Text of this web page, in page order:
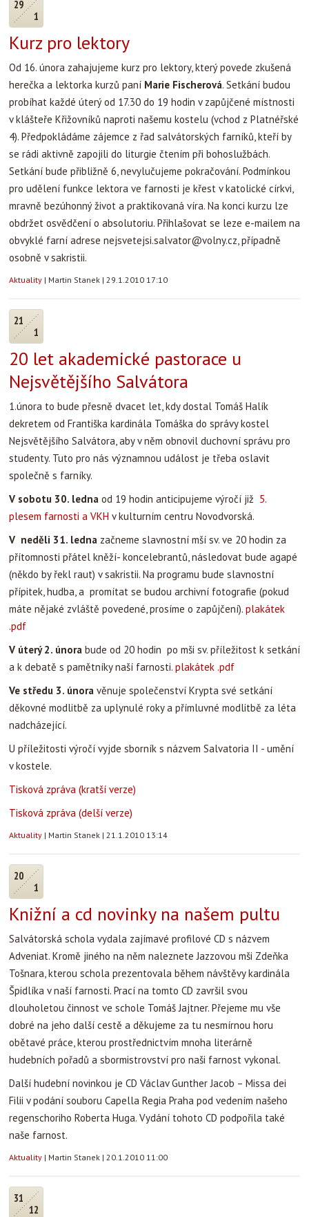
29
1
Kurz pro lektory
Od 16. února zahajujeme kurz pro lektory, který povede zkušená
herečka a lektorka kurzů paní Marie Fischerová. Setkání budou
probíhat každé úterý od 17.30 do 19 hodin v zapůjčené místnosti
v klášteře Křižovníků naproti našemu kostelu (vchod z Platnéřské
4). Předpokládáme zájemce z řad salvátorských farníků, kteří by
se rádi aktivně zapojili do liturgie čtením při bohoslužbách.
Setkání bude přibližně 6, nevylučujeme pokračování. Podmínkou
pro udělení funkce lektora ve farnosti je křest v katolické církvi,
mravně bezúhonný život a praktikovaná víra. Na konci kurzu lze
obdržet osvědčení o absolutoriu. Přihlašovat se leze e-mailem na
obvyklé farní adrese nejsvetejsi.salvator@volny.cz, případně
osobně v sakristii.
Aktuality | Martin Stanek | 29.1.2010 17:10
21
1
20 let akademické pastorace u
Nejsvětějšího Salvátora
1.února to bude přesně dvacet let, kdy dostal Tomáš Halík
dekretem od Františka kardinála Tomáška do správy kostel
Nejsvětějšího Salvátora, aby v něm obnovil duchovní správu pro
studenty. Tuto pro nás významnou událost je třeba oslavit
společně s farníky.
V sobotu 30. ledna od 19 hodin anticipujeme výročí již 5.
plesem farnosti a VKH v kulturním centru Novodvorská.
V neděli 31. ledna začneme slavnostní mší sv. ve 20 hodin za
přítomnosti přátel kněží- koncelebrantů, následovat bude agapé
(někdo by řekl raut) v sakristii. Na programu bude slavnostní
přípitek, hudba, a promítat se budou archivní fotografie (pokud
máte nějaké zvláště povedené, prosíme o zapůjčení). plakátek
.pdf
V úterý 2. února bude od 20 hodin po mši sv. příležitost k setkání
a k debatě s pamětníky naší farnosti. plakátek .pdf
Ve středu 3. února věnuje společenství Krypta své setkání
děkovné modlitbě za uplynulé roky a přímluvné modlitbě za léta
nadcházející.
U příležitosti výročí vyjde sborník s názvem Salvatoria II - umění
v kostele.
Tisková zpráva (kratší verze)
Tisková zpráva (delší verze)
Aktuality | Martin Stanek | 21.1.2010 13:14
20
1
Knižní a cd novinky na našem pultu
Salvátorská schola vydala zajímavé profilové CD s názvem
Adveniat. Kromě jiného na něm naleznete Jazzovou mši Zdeňka
Tošnara, kterou schola prezentovala během návštěvy kardinála
Špidlíka v naší farnosti. Prací na tomto CD završil svou
dlouholetou činnost ve schole Tomáš Jajtner. Přejeme mu vše
dobré na jeho další cestě a děkujeme za tu nesmírnou horu
obětavé práce, kterou prostřednictvím mnoha literárně
hudebních pořadů a sbormistrovství pro naši farnost vykonal.
Další hudební novinkou je CD Václav Gunther Jacob – Missa dei
Filii v podání souboru Capella Regia Praha pod vedením našeho
regenschoriho Roberta Huga. Vydání tohoto CD podpořila také
naše farnost.
Aktuality | Martin Stanek | 20.1.2010 11:00
31
12